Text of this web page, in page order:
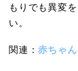
もりでも異変
い。
関連：赤ちゃ